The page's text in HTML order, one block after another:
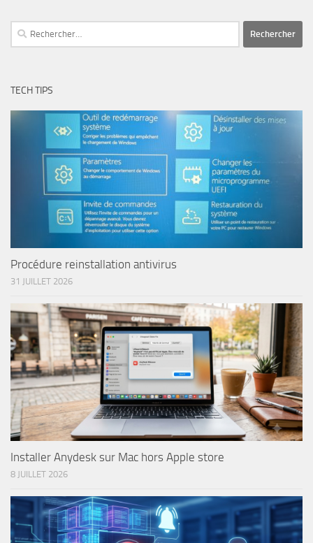
Rechercher :
TECH TIPS
Procédure reinstallation antivirus
31 JUILLET 2026
Installer Anydesk sur Mac hors Apple store
8 JUILLET 2026